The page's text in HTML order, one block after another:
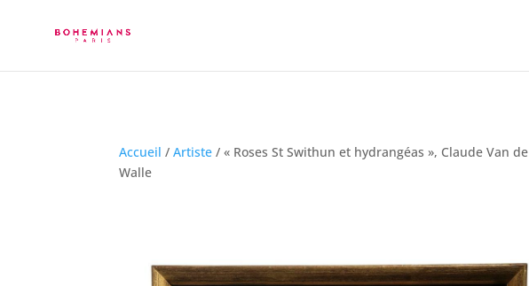
Accueil /Artiste / « Roses St Swithun et hydrangéas », Claude Van de
Walle